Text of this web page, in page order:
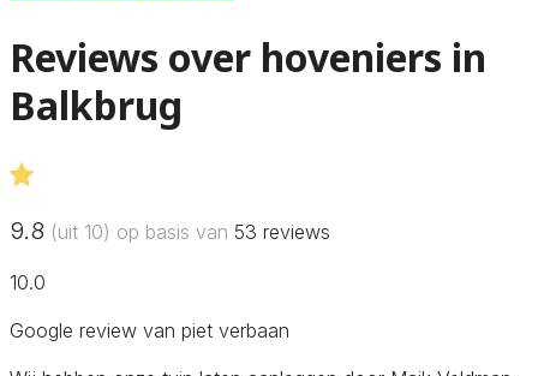
Reviews over hoveniers in
Balkbrug
9.8 (uit 10) op basis van 53 reviews
10.0
Google review van piet verbaan